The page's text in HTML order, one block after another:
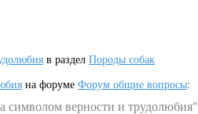
в раздел Породы собак
на форуме Форум общие вопросы:
символом верности и трудолюбия"